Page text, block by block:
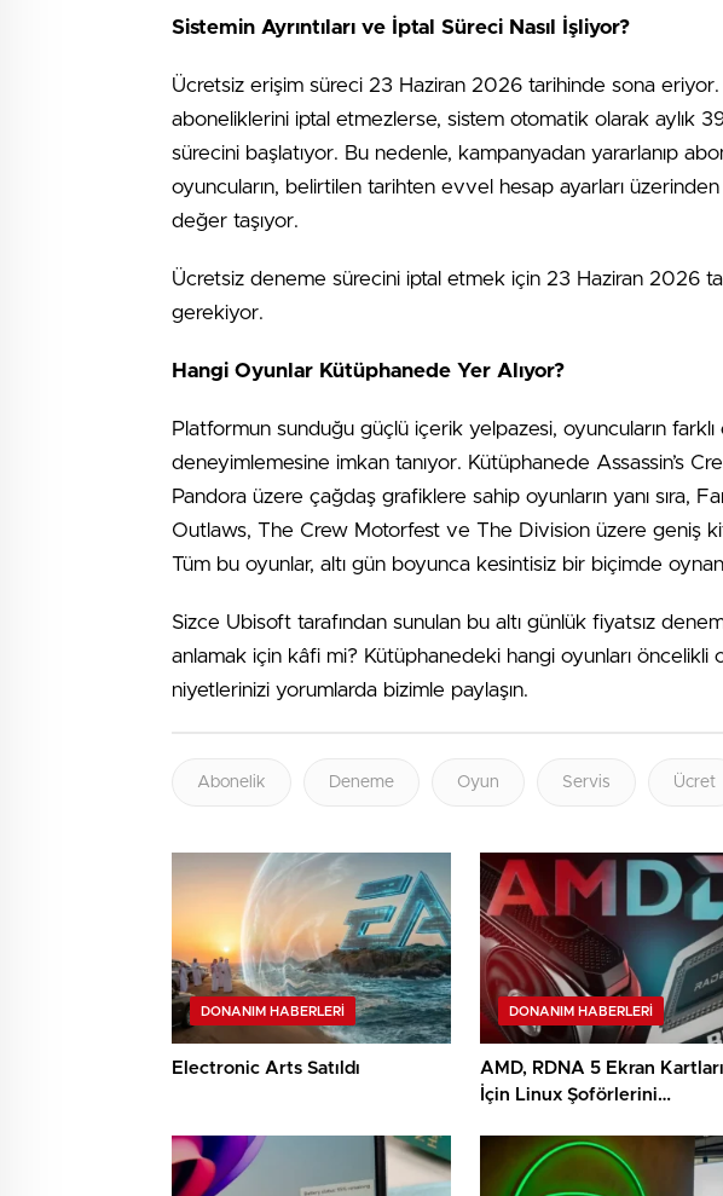
Sistemin Ayrıntıları ve İptal Süreci Nasıl İşliyor?
Ücretsiz erişim süreci 23 Haziran 2026 tarihinde sona eriyor.
aboneliklerini iptal etmezlerse, sistem otomatik olarak aylık
sürecini başlatıyor. Bu nedenle, kampanyadan yararlanıp
oyuncuların, belirtilen tarihten evvel hesap ayarları
değer taşıyor.
Ücretsiz deneme sürecini iptal etmek için 23 Haziran 2026
gerekiyor.
Hangi Oyunlar Kütüphanede Yer Alıyor?
Platformun sunduğu güçlü içerik yelpazesi, oyuncuların
deneyimlemesine imkan tanıyor. Kütüphanede Assassin’s
Pandora üzere çağdaş grafiklere sahip oyunların yanı sıra,
Outlaws, The Crew Motorfest ve The Division üzere geniş
Tüm bu oyunlar, altı gün boyunca kesintisiz bir biçimde
Sizce Ubisoft tarafından sunulan bu altı günlük fiyatsız
anlamak için kâfi mi? Kütüphanedeki hangi oyunları öncelikli
niyetlerinizi yorumlarda bizimle paylaşın.
Abonelik Deneme Oyun Servis Ücret
DONANIM HABERLERI
Electronic Arts Satıldı
DONANIM HABERLERI
AMD, RDNA 5 Ekran Kartları
İçin Linux Şoförlerini